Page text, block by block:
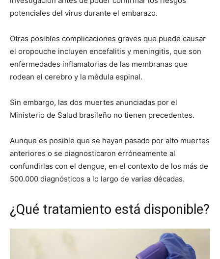
potenciales del virus durante el embarazo.
Otras posibles complicaciones graves que puede causar
el oropouche incluyen encefalitis y meningitis, que son
enfermedades inflamatorias de las membranas que
rodean el cerebro y la médula espinal.
Sin embargo, las dos muertes anunciadas por el
Ministerio de Salud brasileño no tienen precedentes.
Aunque es posible que se hayan pasado por alto muertes
anteriores o se diagnosticaron erróneamente al
confundirlas con el dengue, en el contexto de los más de
500.000 diagnósticos a lo largo de varias décadas.
¿Qué tratamiento está disponible?